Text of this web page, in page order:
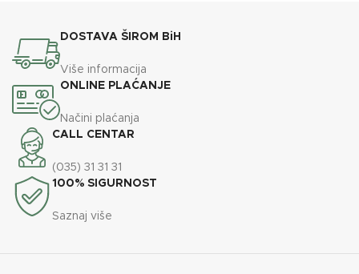
DIMENZIJE
610x670x1110
mm
ENERGETSKA EFIKASNOST
KAPACITET SPREMNIKA
DOSTAVA ŠIROM BiH
Više informacija
ONLINE PLAĆANJE
Načini plaćanja
CALL CENTAR
(035) 31 31 31
100% SIGURNOST
Saznaj više